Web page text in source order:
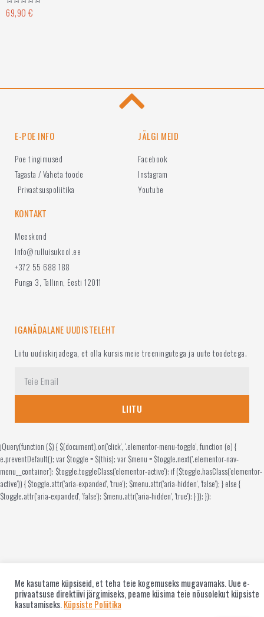
Hinnanguga
0
69,90 €
E-POE INFO
Poe tingimused
Tagasta / Vaheta toode
Privaatsuspoliitika
JÄLGI MEID
Facebook
Instagram
Youtube
KONTAKT
Meeskond
Info@rulluisukool.ee
+372 55 688 188
Punga 3, Tallinn, Eesti 12011
IGANÄDALANE UUDISTELEHT
Liitu uudiskirjadega, et olla kursis meie treeningutega ja uute toodetega.
LIITU
Me kasutame küpsiseid, et teha teie kogemuseks mugavamaks. Uue e-
privaatsuse direktiivi järgimiseks, peame küsima teie nõusolekut küpsiste
kasutamiseks. Küpsiste Poliitika
jQuery(function ($) { $(document).on('click', '.elementor-menu-toggle', function (e) {
e.preventDefault(); var $toggle = $(this); var $menu = $toggle.next('.elementor-nav-
menu__container'); $toggle.toggleClass('elementor-active'); if ($toggle.hasClass('elementor-
active')) { $toggle.attr('aria-expanded', 'true'); $menu.attr('aria-hidden', 'false'); } else {
$toggle.attr('aria-expanded', 'false'); $menu.attr('aria-hidden', 'true'); } }); });